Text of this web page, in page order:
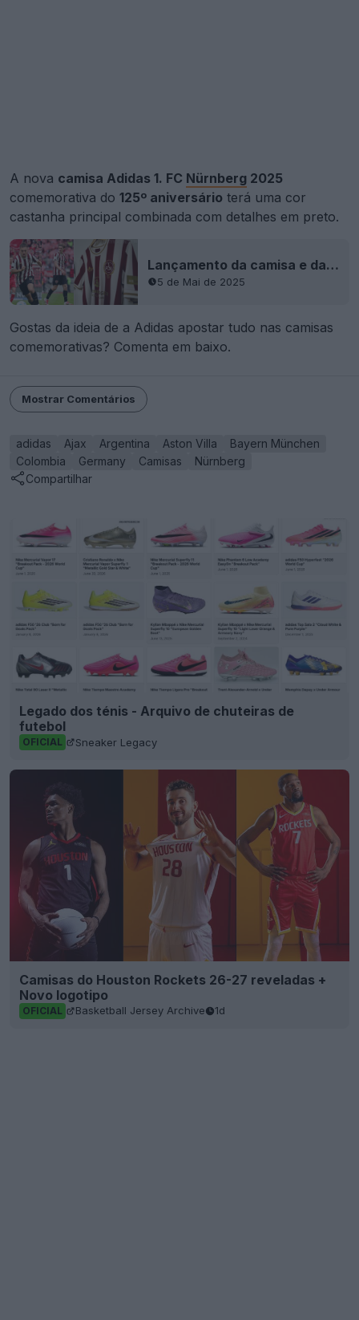
A nova camisa Adidas 1. FC Nürnberg 2025
comemorativa do 125º aniversário terá uma cor
castanha principal combinada com detalhes em preto.
Lançamento da camisa e da coleção de estilo de vida Adidas Nürnberg 125 anos + estreia em campo
5 de Mai de 2025
Gostas da ideia de a Adidas apostar tudo nas camisas
comemorativas? Comenta em baixo.
Mostrar Comentários
adidas Ajax Argentina Aston Villa
Bayern München
Colombia
Germany Camisas
Nürnberg
Compartilhar
Legado dos ténis - Arquivo de chuteiras de
futebol
OFICIAL Sneaker Legacy
Camisas do Houston Rockets 26-27 reveladas +
Novo logotipo
OFICIAL Basketball Jersey Archive 1d